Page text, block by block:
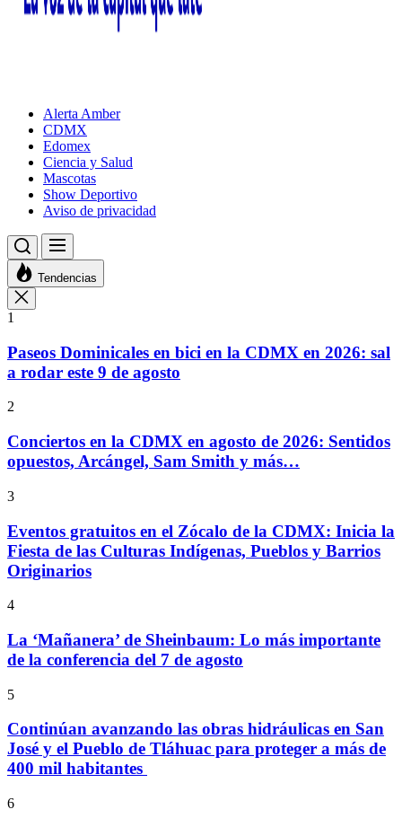
Alerta Amber
CDMX
Edomex
Ciencia y Salud
Mascotas
Show Deportivo
Aviso de privacidad
Tendencias
1
Paseos Dominicales en bici en la CDMX en 2026: sal
a rodar este 9 de agosto
2
Conciertos en la CDMX en agosto de 2026: Sentidos
opuestos, Arcángel, Sam Smith y más…
3
Eventos gratuitos en el Zócalo de la CDMX: Inicia la
Fiesta de las Culturas Indígenas, Pueblos y Barrios
Originarios
4
La ‘Mañanera’ de Sheinbaum: Lo más importante
de la conferencia del 7 de agosto
5
Continúan avanzando las obras hidráulicas en San
José y el Pueblo de Tláhuac para proteger a más de
400 mil habitantes
6